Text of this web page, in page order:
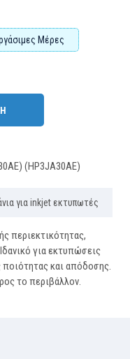
Μέρες
(HP3JA30AE)
για inkjet εκτυπωτές
περιεκτικότητας,
για εκτυπώσεις
και απόδοσης.
το περιβάλλον.